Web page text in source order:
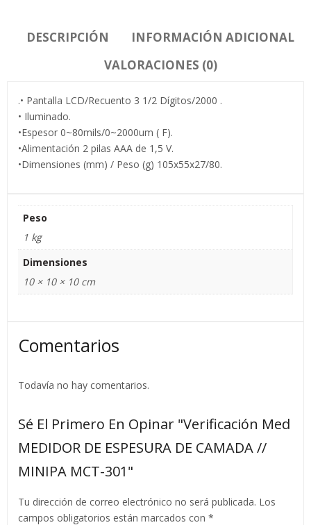
DESCRIPCIÓN
INFORMACIÓN ADICIONAL
VALORACIONES (0)
.• Pantalla LCD/Recuento 3 1/2 Dígitos/2000 .
• Iluminado.
•Espesor 0~80mils/0~2000um ( F).
•Alimentación 2 pilas AAA de 1,5 V.
•Dimensiones (mm) / Peso (g) 105x55x27/80.
Peso
1 kg
Dimensiones
10 × 10 × 10 cm
Comentarios
Todavía no hay comentarios.
Sé El Primero En Opinar "Verificación Med
MEDIDOR DE ESPESURA DE CAMADA //
MINIPA MCT-301"
Tu dirección de correo electrónico no será publicada. Los
campos obligatorios están marcados con *